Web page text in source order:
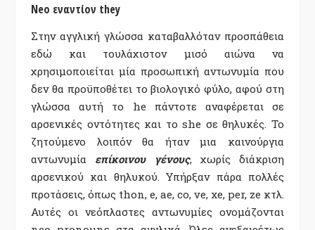
Neo εναντίον they
Στην αγγλική γλώσσα καταβαλλόταν προσπάθεια
εδώ και τουλάχιστον μισό αιώνα να
χρησιμοποιείται μία προσωπική αντωνυμία που
δεν θα προϋποθέτει το βιολογικό φύλο, αφού στη
γλώσσα αυτή το he πάντοτε αναφέρεται σε
αρσενικές οντότητες και το she σε θηλυκές. Το
ζητούμενο λοιπόν θα ήταν μια καινούργια
αντωνυμία επίκοινου γένους, χωρίς διάκριση
αρσενικού και θηλυκού. Υπήρξαν πάρα πολλές
προτάσεις, όπως thon, e, ae, co, ve, xe, per, ze κτλ.
Αυτές οι νεόπλαστες αντωνυμίες ονομάζονται